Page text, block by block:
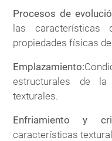
Procesos de
las
propiedades físicas
Emplazamiento:
estructurales de
texturales.
Enfriamiento y
características